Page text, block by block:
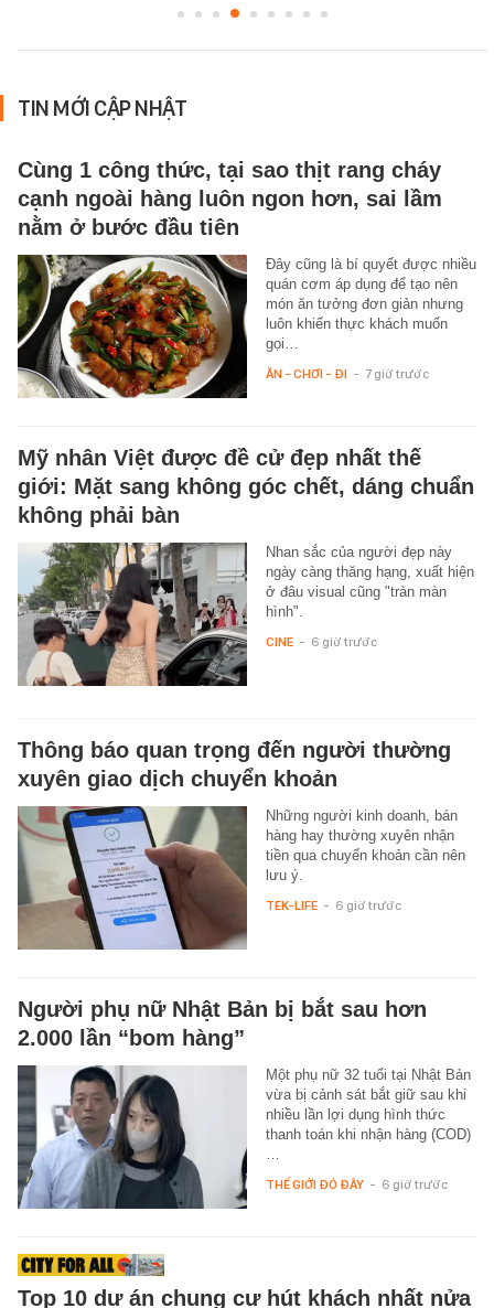
TIN MỚI CẬP NHẬT
Cùng 1 công thức, tại sao thịt rang cháy
cạnh ngoài hàng luôn ngon hơn, sai lầm
nằm ở bước đầu tiên
Đây cũng là bí quyết được nhiều
quán cơm áp dụng để tạo nên
món ăn tưởng đơn giản nhưng
luôn khiến thực khách muốn
gọi…
ĂN - CHƠI - ĐI - 7 giờ trước
Mỹ nhân Việt được đề cử đẹp nhất thế
giới: Mặt sang không góc chết, dáng chuẩn
không phải bàn
Nhan sắc của người đẹp này
ngày càng thăng hạng, xuất hiện
ở đâu visual cũng "tràn màn
hình".
CINE - 6 giờ trước
Thông báo quan trọng đến người thường
xuyên giao dịch chuyển khoản
Những người kinh doanh, bán
hàng hay thường xuyên nhận
tiền qua chuyển khoản cần nên
lưu ý.
TEK-LIFE - 6 giờ trước
Người phụ nữ Nhật Bản bị bắt sau hơn
2.000 lần “bom hàng”
Một phụ nữ 32 tuổi tại Nhật Bản
vừa bị cảnh sát bắt giữ sau khi
nhiều lần lợi dụng hình thức
thanh toán khi nhận hàng (COD)
…
THẾ GIỚI ĐÓ ĐÂY - 6 giờ trước
Top 10 dự án chung cư hút khách nhất nửa